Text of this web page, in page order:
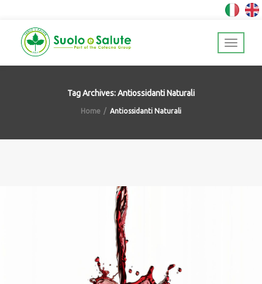
Tag Archives: Antiossidanti Naturali
Home Antiossidanti Naturali